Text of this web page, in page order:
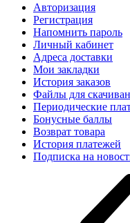
Авторизация
Регистрация
Напомнить пароль
Личный кабинет
Адреса доставки
Мои закладки
История заказов
Файлы для
Периодические
Бонусные баллы
Возврат товара
История платежей
Подписка на